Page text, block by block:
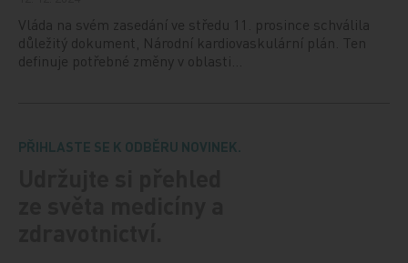
Vláda na svém zasedání ve středu 11. prosince schválila
důležitý dokument, Národní kardiovaskulární plán. Ten
definuje potřebné změny v oblasti…
PŘIHLASTE SE K ODBĚRU NOVINEK.